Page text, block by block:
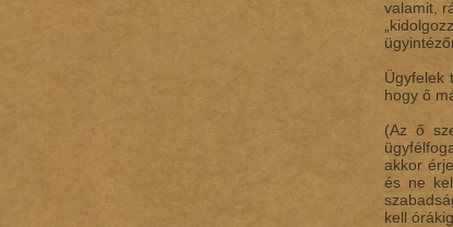
valamit,
Ügyfelek
hogy ő
(Az ő
akkor
és ne
kell